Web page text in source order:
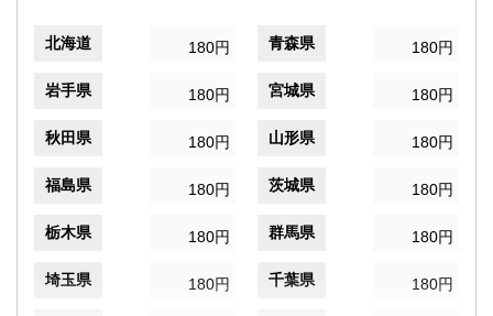
北海道 180円 青森県 180円
岩手県 180円 宮城県 180円
秋田県 180円 山形県 180円
福島県 180円 茨城県 180円
栃木県 180円 群馬県 180円
埼玉県 180円 千葉県 180円